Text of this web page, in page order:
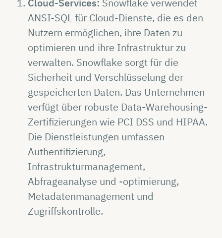
Cloud-Services: Snowflake verwendet
ANSI-SQL für Cloud-Dienste, die es den
Nutzern ermöglichen, ihre Daten zu
optimieren und ihre Infrastruktur zu
verwalten. Snowflake sorgt für die
Sicherheit und Verschlüsselung der
gespeicherten Daten. Das Unternehmen
verfügt über robuste Data-Warehousing-
Zertifizierungen wie PCI DSS und HIPAA.
Die Dienstleistungen umfassen
Authentifizierung,
Infrastrukturmanagement,
Abfrageanalyse und -optimierung,
Metadatenmanagement und
Zugriffskontrolle.